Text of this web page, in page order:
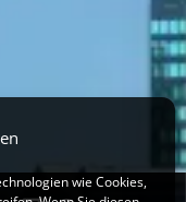
wie Cookies,